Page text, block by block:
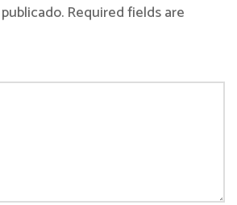
Required fields are